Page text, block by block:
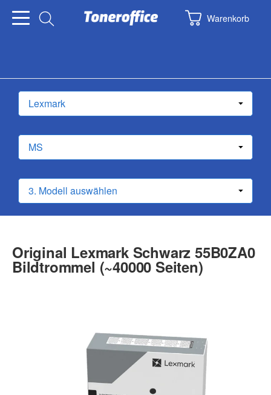
Warenkorb
Original Lexmark Schwarz 55B0ZA0
Bildtrommel (~40000 Seiten)